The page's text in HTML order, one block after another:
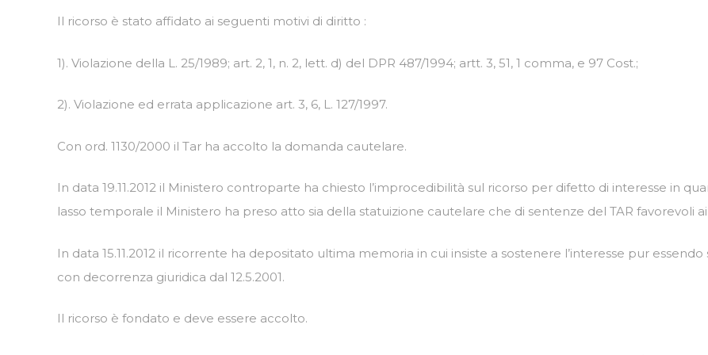
Il ricorso è stato affidato ai seguenti motivi di diritto :
1). Violazione della L. 25/1989; art. 2, 1, n. 2, lett. d) del DPR 487/1994; artt. 3, 51, 1 comma, e 97 Cost.;
2). Violazione ed errata applicazione art. 3, 6, L. 127/1997.
Con ord. 1130/2000 il Tar ha accolto la domanda cautelare.
In data 19.11.2012 il Ministero controparte ha chiesto l’improcedibilità sul ricorso per difetto di interesse in
lasso temporale il Ministero ha preso atto sia della statuizione cautelare che di sentenze del TAR favorevoli
In data 15.11.2012 il ricorrente ha depositato ultima memoria in cui insiste a sostenere l’interesse pur
con decorrenza giuridica dal 12.5.2001.
Il ricorso è fondato e deve essere accolto.